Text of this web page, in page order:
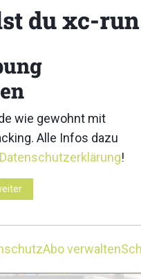
du xc-
wie gewohnt mit
Alle Infos dazu
Datenschutzerklärung!
Abo verwalten